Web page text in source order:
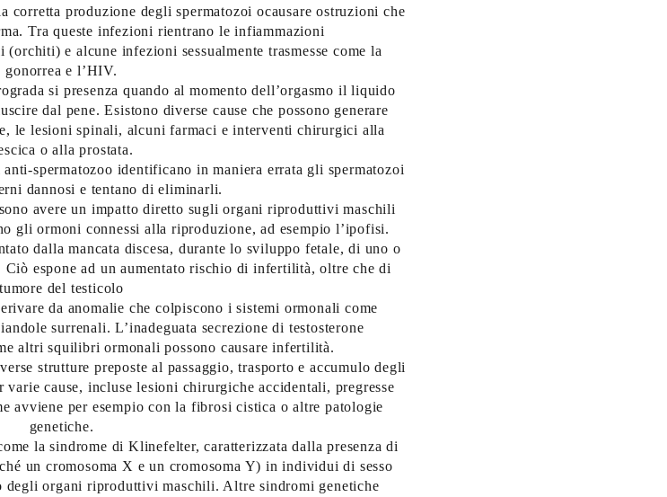
produzione degli spermatozoi ocausare ostruzioni che
Tra queste infezioni rientrano le infiammazioni
e alcune infezioni sessualmente trasmesse come la
gonorrea e l’HIV.
si presenza quando al momento dell’orgasmo il liquido
dal pene. Esistono diverse cause che possono generare
le lesioni spinali, alcuni farmaci e interventi chirurgici alla
o alla prostata.
spermatozoo identificano in maniera errata gli spermatozoi
dannosi e tentano di eliminarli.
avere un impatto diretto sugli organi riproduttivi maschili
gli ormoni connessi alla riproduzione, ad esempio l’ipofisi.
dalla mancata discesa, durante lo sviluppo fetale, di uno o
espone ad un aumentato rischio di infertilità, oltre che di
tumore del testicolo
da anomalie che colpiscono i sistemi ormonali come
surrenali. L’inadeguata secrezione di testosterone
altri squilibri ormonali possono causare infertilità.
strutture preposte al passaggio, trasporto e accumulo degli
varie cause, incluse lesioni chirurgiche accidentali, pregresse
avviene per esempio con la fibrosi cistica o altre patologie
genetiche.
la sindrome di Klinefelter, caratterizzata dalla presenza di
un cromosoma X e un cromosoma Y) in individui di sesso
degli organi riproduttivi maschili. Altre sindromi genetiche